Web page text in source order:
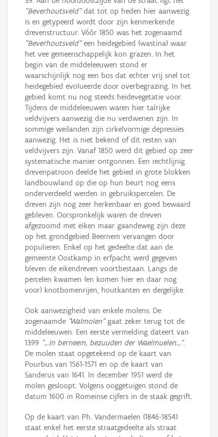
"Beverhoutsveld"dat tot op heden hier aanwezig
is en getypeerd wordt door zijn kenmerkende
drevenstructuur. Vóór 1850 was het zogenaamd
"Beverhoutsveld"een heidegebied (wastina) waar
het vee gemeenschappelijk kon grazen. In het
begin van de middeleeuwen stond er
waarschijnlijk nog een bos dat echter vrij snel tot
heidegebied evolueerde door overbegrazing. In het
gebied komt nu nog steeds heidevegetatie voor.
Tijdens de middeleeuwen waren hier talrijke
veldvijvers aanwezig die nu verdwenen zijn. In
sommige weilanden zijn cirkelvormige depressies
aanwezig. Het is niet bekend of dit resten van
veldvijvers zijn. Vanaf 1850 werd dit gebied op zeer
systematische manier ontgonnen. Een rechtlijnig
drevenpatroon deelde het gebied in grote blokken
landbouwland op die op hun beurt nog eens
onderverdeeld werden in gebruikspercelen. De
dreven zijn nog zeer herkenbaar en goed bewaard
gebleven. Oorspronkelijk waren de dreven
afgezoomd met eiken maar gaandeweg zijn deze
op het grondgebied Beernem vervangen door
populieren. Enkel op het gedeelte dat aan de
gemeente Oostkamp in erfpacht werd gegeven
bleven de eikendreven voortbestaan. Langs de
percelen kwamen (en komen hier en daar nog
voor) knotbomenrijen, houtkanten en dergelijke.
Ook aanwezigheid van enkele molens. De
zogenaamde "Walmolen"gaat zeker terug tot de
middeleeuwen. Een eerste vermelding dateert van
1399 "...in berneem, bezuuden der Waelmuelen...".
De molen staat opgetekend op de kaart van
Pourbus van 1561-1571 en op de kaart van
Sanderus van 1641. In december 1951 werd de
molen gesloopt. Volgens ooggetuigen stond de
datum 1600 in Romeinse cijfers in de staak gegrift.
Op de kaart van Ph. Vandermaelen (1846-1854)
staat enkel het eerste straatgedeelte als straat